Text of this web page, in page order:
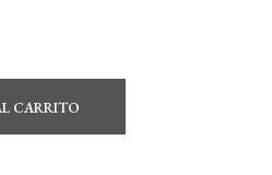
CARRITO